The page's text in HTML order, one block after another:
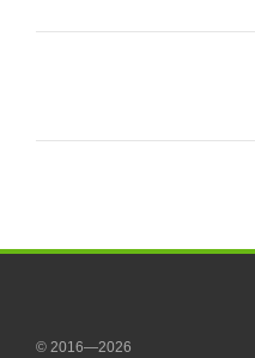
© 2016—2026